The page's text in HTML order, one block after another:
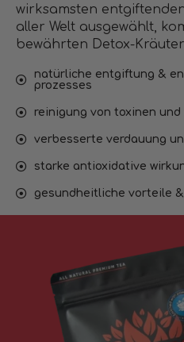
wirksamsten
aller Welt ausgewählt,
bewährten Detox-
natürliche entgiftung &
prozesses
reinigung von toxinen
verbesserte verdauung
starke antioxidative
gesundheitliche vorteile